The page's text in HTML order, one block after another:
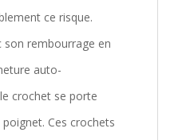
ce risque.
son rembourrage en
auto-
crochet se porte
Ces crochets